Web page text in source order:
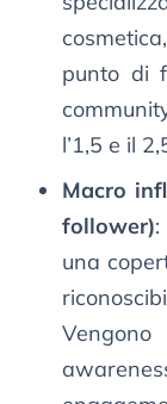
punto di
l’1,5 e il
Macro
follower)
una